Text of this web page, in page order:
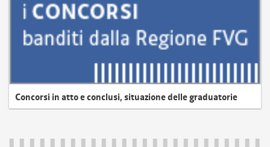
Concorsi in atto e conclusi, situazione delle graduatorie